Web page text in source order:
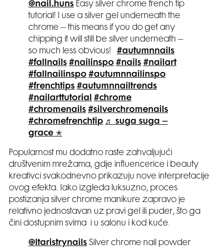
@nail.huns Easy silver chrome french tip
tutorial! I use a silver gel underneath the
chrome – this means if you do get any
chipping it will still be silver underneath –
so much less obvious! #autumnnails
#fallnails #nailinspo #nails #nailart
#fallnailinspo #autumnnailinspo
#frenchtips #autumnnailtrends
#nailarttutorial
#chrome
#chromenails #silverchromenails
#chromefrenchtip ♬ suga suga –
grace ✭
Popularnost mu dodatno raste zahvaljujući
društvenim mrežama, gdje influence­rice i beauty
kreativci svakodnevno prikazuju nove interpretacije
ovog efekta. Iako izgleda luksuzno, proces
postizanja silver chrome manikure zapravo je
relativno jednostavan uz pravi gel ili puder, što ga
čini dostupnim svima i u salonu i kod kuće.
@ltaristrynails Silver chrome nail powder